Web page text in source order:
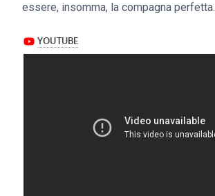
essere, insomma, la compagna perfetta.